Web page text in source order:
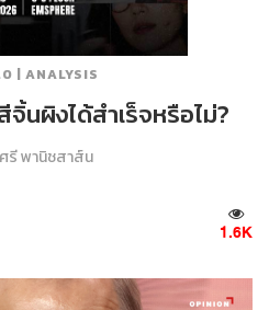
| ANALYSIS
นผิงได้สำเร็จหรือไม่?
รี พานิชสาส์น
1.6K